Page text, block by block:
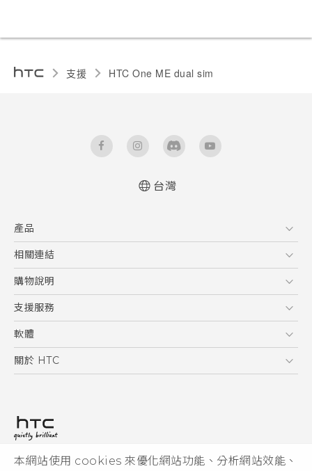
本網站使用 cookies 來優化網站功能、分析網站效能、
支援 HTC One ME dual sim‎
English - User manual
台灣
產品
5G
智慧型手機
配件
相關連結
HTC Research
購物說明
購物須知
訂單管理
付款方式
支援服務
到府收送維修服務
服務中心資訊
客戶服務佈告欄
軟體
應用程式
HTC Sync Manager
關於 HTC
投資人
© 2011-2026 HTC Corporation